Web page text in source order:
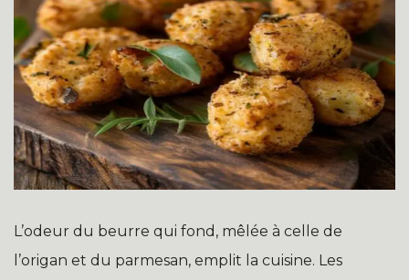
L’odeur du beurre qui fond, mêlée à celle de
l’origan et du parmesan, emplit la cuisine. Les